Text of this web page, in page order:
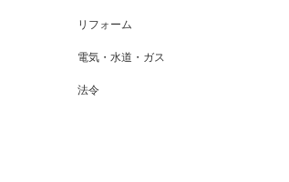
リフォーム
電気・水道・ガス
法令